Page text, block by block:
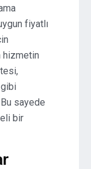
fiyatlı
hizmetin
sayede
bir